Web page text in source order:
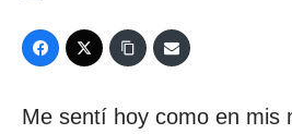
Me sentí hoy como en mis